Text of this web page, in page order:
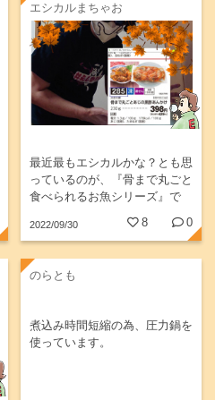
エシカルまちゃお
最近最もエシカルかな？とも思
っているのが、『骨まで丸ごと
食べられるお魚シリーズ』で
す。天生水産で販売されている
商品で、10/1回（宅配企画）で
はシリーズで企画されていま
す。...
2022/09/30 8 0
のらとも
煮込み時間短縮の為、圧力鍋を
使っています。